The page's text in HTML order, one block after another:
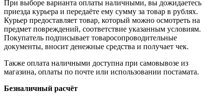
При выборе варианта оплаты наличными, вы дожидаетесь
приезда курьера и передаёте ему сумму за товар в рублях.
Курьер предоставляет товар, который можно осмотреть на
предмет повреждений, соответствие указанным условиям.
Покупатель подписывает товаросопроводительные
документы, вносит денежные средства и получает чек.
Также оплата наличными доступна при самовывозе из
магазина, оплаты по почте или использовании постамата.
Безналичный расчёт